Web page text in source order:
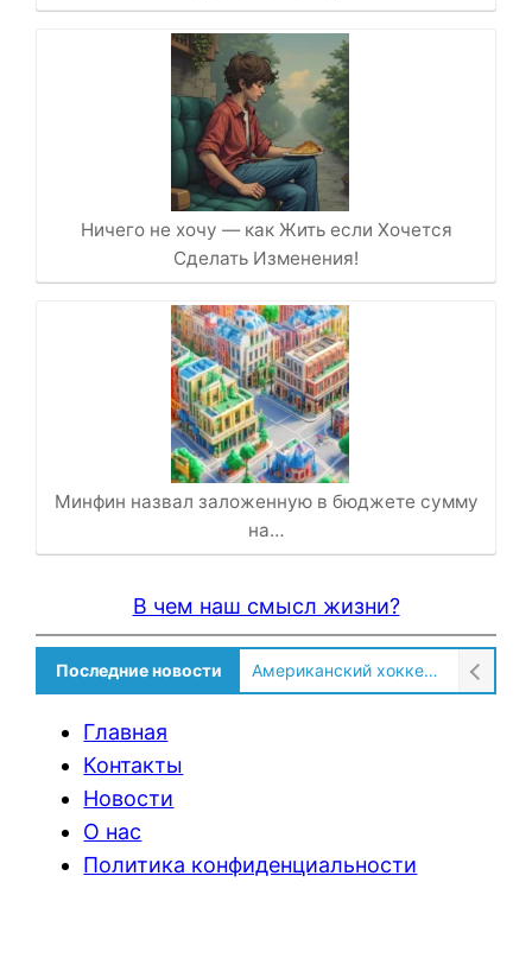
Ничего не хочу — как Жить если Хочется
Сделать Изменения!
Минфин назвал заложенную в бюджете сумму
на…
В чем наш смысл жизни?
Последние новости Американский хоккеист рассказал о культурном шоке после переезда в Россию!
Главная
Контакты
Новости
О нас
Политика конфиденциальности